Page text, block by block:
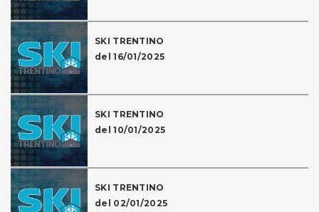
SKI TRENTINO
del 16/01/2025
SKI TRENTINO
del 10/01/2025
SKI TRENTINO
del 02/01/2025